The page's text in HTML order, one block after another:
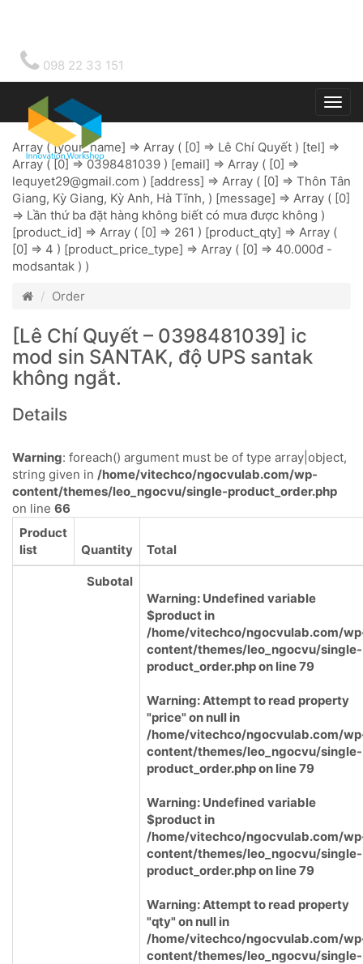
098 22 33 151
Array ( [your_name] => Array ( [0] => Lê Chí Quyết ) [tel] =>
Array ( [0] => 0398481039 ) [email] => Array ( [0] =>
lequyet29@gmail.com ) [address] => Array ( [0] => Thôn Tân
Giang, Kỳ Giang, Kỳ Anh, Hà Tĩnh, ) [message] => Array ( [0]
=> Lần thứ ba đặt hàng không biết có mưa được không )
[product_id] => Array ( [0] => 261 ) [product_qty] => Array (
[0] => 4 ) [product_price_type] => Array ( [0] => 40.000đ -
modsantak ) )
Order
[Lê Chí Quyết – 0398481039] ic
mod sin SANTAK, độ UPS santak
không ngắt.
Details
Warning: foreach() argument must be of type array|object,
string given in /home/vitechco/ngocvulab.com/wp-
content/themes/leo_ngocvu/single-product_order.php
on line 66
Product
list
Quantity Total
Subotal
Warning: Undefined variable
$product in
/home/vitechco/ngocvulab.com/
content/themes/leo_ngocvu/single-
product_order.phpon line79
Warning: Attempt to read property
"price" on null in
/home/vitechco/ngocvulab.com/
content/themes/leo_ngocvu/single-
product_order.phpon line79
Warning: Undefined variable
$product in
/home/vitechco/ngocvulab.com/
content/themes/leo_ngocvu/single-
product_order.phpon line79
Warning: Attempt to read property
"qty" on null in
/home/vitechco/ngocvulab.com/
content/themes/leo_ngocvu/single-